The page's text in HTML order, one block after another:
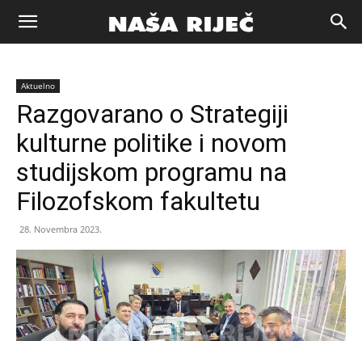
Naša
riječ
Zenica
Aktuelno
Razgovarano o Strategiji
kulturne politike i novom
studijskom programu na
Filozofskom fakultetu
28. Novembra 2023.